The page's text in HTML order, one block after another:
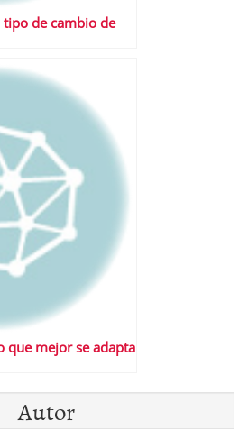
tipo de cambio de
que mejor se adapta
Autor